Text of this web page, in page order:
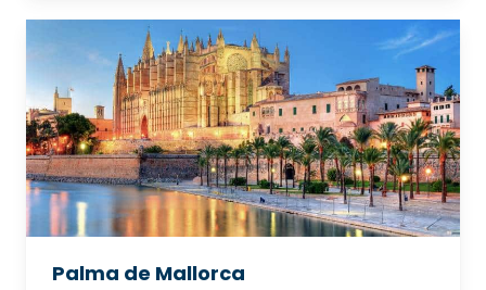
Palma de Mallorca